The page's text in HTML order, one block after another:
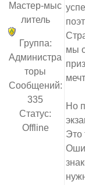
Мастер‑мыс
литель
Группа:
Администра
торы
Сообщений:
335
Статус:
Offline
мы
Но
Это